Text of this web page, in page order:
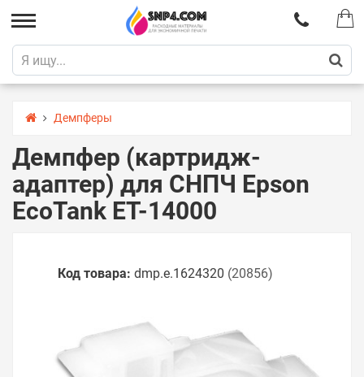
Демпферы
Демпфер (картридж-
адаптер) для СНПЧ Epson
EcoTank ET-14000
Код товара: dmp.e.1624320 (20856)